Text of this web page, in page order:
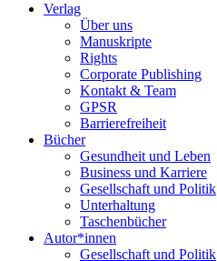
Verlag
Über uns
Manuskripte
Rights
Corporate Publishing
Kontakt & Team
GPSR
Barrierefreiheit
Bücher
Gesundheit und Leben
Business und Karriere
Gesellschaft und Politik
Unterhaltung
Taschenbücher
Autor*innen
Gesellschaft und Politik